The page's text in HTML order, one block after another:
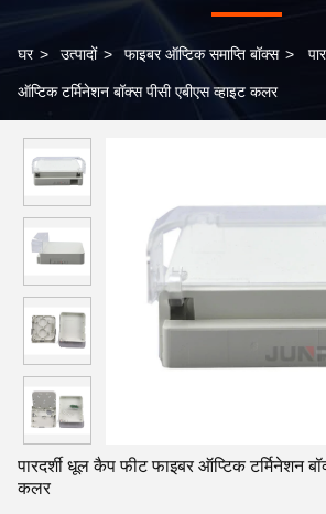
घर > उत्पादों > फाइबर ऑप्टिक समाप्ति बॉक्स >
ऑप्टिक टर्मिनेशन बॉक्स पीसी एबीएस व्हाइट कलर
पारदर्शी धूल कैप फीट फाइबर ऑप्टिक टर्मिनेशन
कलर